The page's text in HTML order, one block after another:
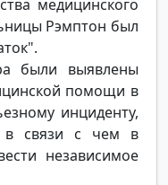
медицинского
Рэмптон был
были выявлены
помощи в
инциденту,
в связи с чем в
независимое